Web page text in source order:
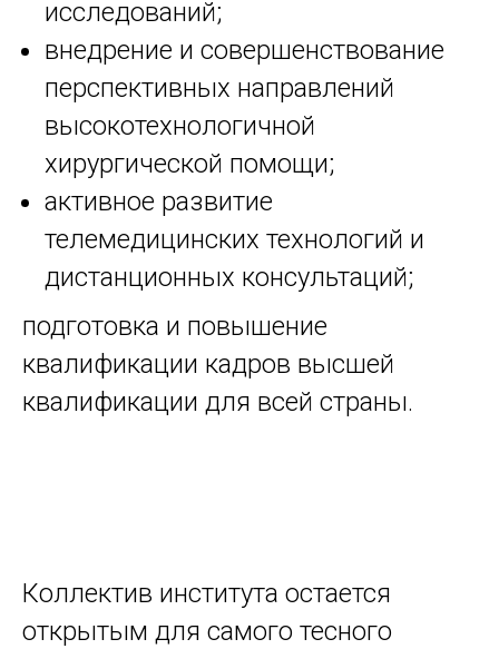
исследований;
внедрение и совершенствование
перспективных направлений
высокотехнологичной
хирургической помощи;
активное развитие
телемедицинских технологий и
дистанционных консультаций;
подготовка и повышение
квалификации кадров высшей
квалификации для всей страны.
Коллектив института остается
открытым для самого тесного